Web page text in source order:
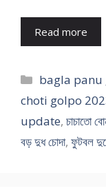
Read more
Categories
bagla panu
choti golpo
update, চাচাতো
বড় দুধ চোদা, ফুটবল